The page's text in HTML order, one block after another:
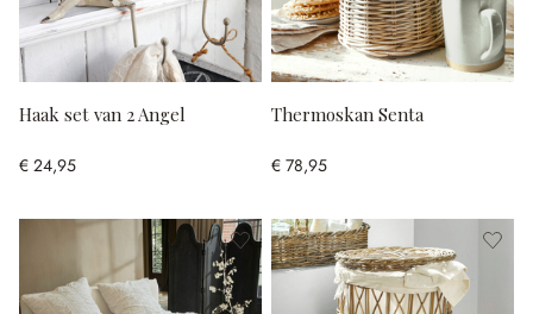
Haak set van 2 Angel
€ 24,95
Thermoskan Senta
€ 78,95